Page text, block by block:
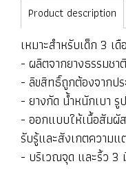
Product description
เหมาะสำหรับเด็ก 3 เ
- ผลิตจากยางธรรมช
- ลิขสิทธิ์ถูกต้องจากป
- ยางกัด น้ำหนักเบา
- ออกแบบให้เนื้อสัมผั
รับรู้และสังเกตความแ
- บริเวณจุด และริ้ว 3